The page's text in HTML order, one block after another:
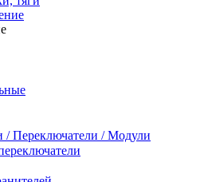
/ Переключатели / Модули